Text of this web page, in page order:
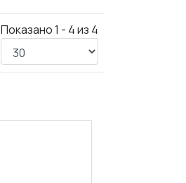
Показано 1 - 4 из 4